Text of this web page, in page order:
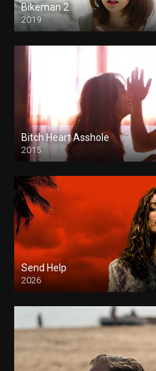
Bikeman 2
2019
Bitch Heart Asshole
2015
Send Help
2026